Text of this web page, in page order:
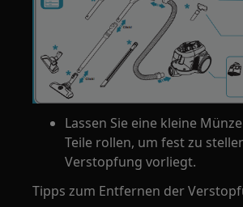
Lassen Sie eine kleine
Teile rollen, um fest zu
Verstopfung vorliegt.
Tipps zum Entfernen der